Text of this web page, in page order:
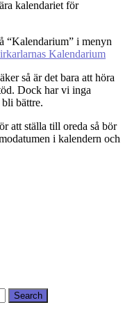
kalendariet för
“Kalendarium” i menyn
Kalendarium
så är det bara att höra
Dock har vi inga
bättre.
att ställa till oreda så bör
i kalendern och